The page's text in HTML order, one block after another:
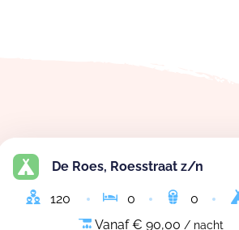
De Roes, Roesstraat z/n
120 0 0
Vanaf € 90,00 / nacht